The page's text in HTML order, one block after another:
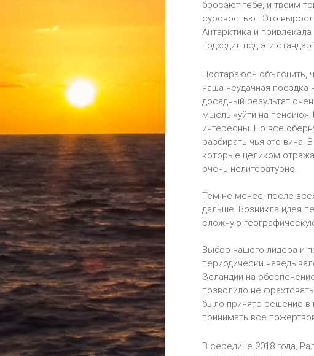
бросают тебе, и твоим
суровостью. Это
Антарктика и
подходил под эти
Постараюсь объяснить,
наша неудачная поездка
досадный результат
мысль «уйти на
интересны. Но все
разбирать чья это
которые целиком
очень нелитературно.
Тем не менее, после
дальше. Возникла идея
сложную
Выбор нашего лидера и
периодически
Зеландии на
позволило не
было принято решение в
принимать все
В середине 2018 года,